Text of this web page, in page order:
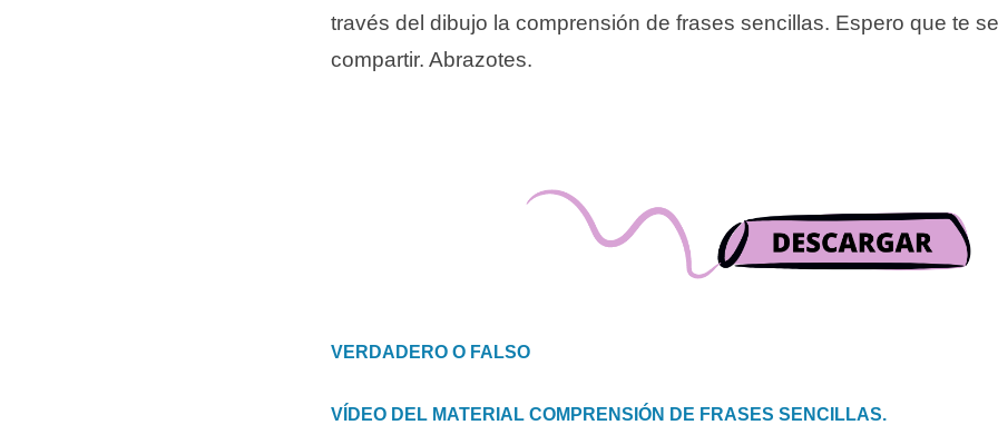
través del dibujo la comprensión de frases sencillas. Espero que te
compartir. Abrazotes.
VERDADERO O FALSO
VÍDEO DEL MATERIAL COMPRENSIÓN DE FRASES SENCILLAS.